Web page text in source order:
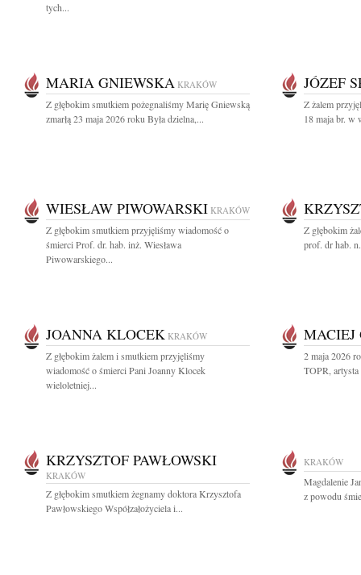
tych...
MARIA GNIEWSKA KRAKÓW
Z głębokim smutkiem pożegnaliśmy Marię Gniewską
zmarłą 23 maja 2026 roku Była dzielna,...
JÓZEF
Z żalem
18 maja br. w
WIESŁAW PIWOWARSKI KRAKÓW
Z głębokim smutkiem przyjęliśmy wiadomość o
śmierci Prof. dr. hab. inż. Wiesława
Piwowarskiego...
Z głębokim
prof. dr hab.
JOANNA KLOCEK KRAKÓW
Z głębokim żalem i smutkiem przyjęliśmy
wiadomość o śmierci Pani Joanny Klocek
wieloletniej...
MACIEJ
2 maja 2026
TOPR,
KRZYSZTOF PAWŁOWSKI
KRAKÓW
Z głębokim smutkiem żegnamy doktora Krzysztofa
Pawłowskiego Współzałożyciela i...
KRAKÓW
Magdalenie
z powodu